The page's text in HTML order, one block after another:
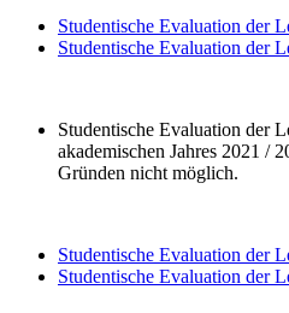
Studentische Evaluation der
Studentische Evaluation der
Studentische Evaluation der
akademischen Jahres 2021 /
Gründen nicht möglich.
Studentische Evaluation der
Studentische Evaluation der